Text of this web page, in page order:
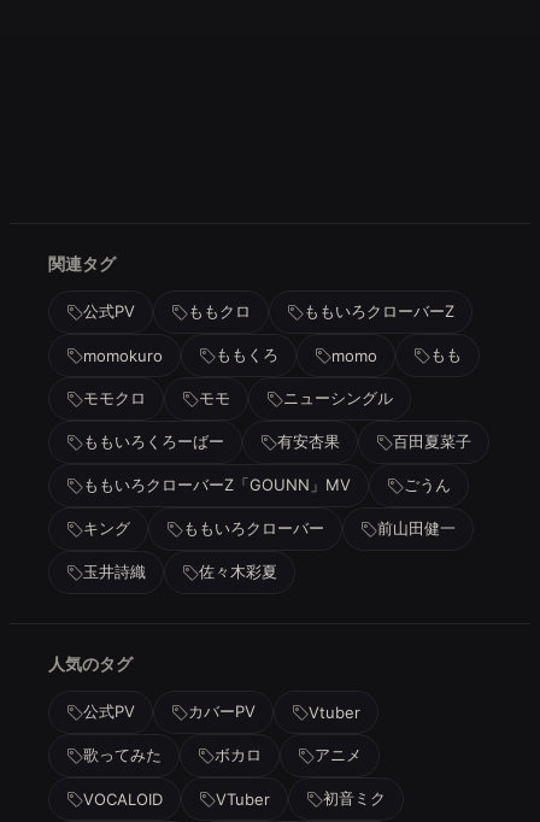
関連タグ
公式PV ももクロ ももいろクローバーZ
momokuro ももくろ momo もも
モモクロ モモ ニューシングル
ももいろくろーばー 有安杏果 百田夏菜子
ももいろクローバーZ「GOUNN」MV ごうん
キング ももいろクローバー 前山田健一
玉井詩織 佐々木彩夏
人気のタグ
公式PV カバーPV Vtuber
歌ってみた ボカロ アニメ
VOCALOID VTuber 初音ミク